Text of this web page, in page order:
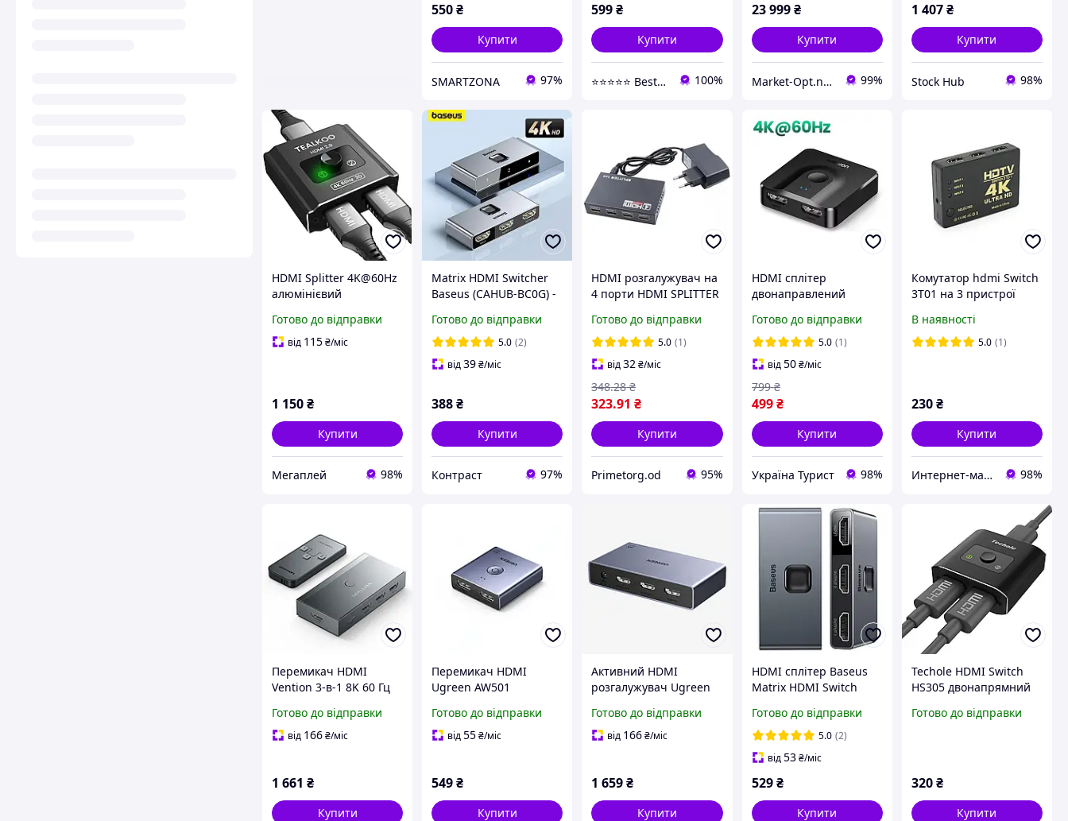
550₴
Купити
SMARTZONA 97%
599₴
Купити
⭐⭐⭐⭐⭐ Best Shop 100%
23 999 ₴
Купити
Market-Opt.net™ 99%
1 407₴
Купити
Stock Hub 98%
HDMI Splitter 4K@60Hz
алюмінієвий
Out/2 в 1 Out для Xbox,
PS4/5, Blu-ray, TV, Fire
Готово до відправки
від 115₴/міс
1 150₴
Купити
Мегаплей 98%
Matrix HDMI Switcher
Baseus (CAHUB-BC0G) -
Готово до відправки
5.0 (2)
від39₴/міс
388₴
Купити
Контраст 97%
HDMI розгалужувач на
4 порти HDMI SPLITTER
pin (A) (9220)
Готово до відправки
5.0 (1)
від32 ₴/міс
323.91 ₴
348.28 ₴
Купити
Primetorg.od 95%
HDMI сплітер
двонаправлений
Out HDMI Switcher
Black 4K@60Hz
Готово до відправки
5.0 (1)
від50 ₴/міс
499 ₴
799 ₴
Купити
Україна Турист 98%
Комутатор hdmi Switch
3T01 на 3 пристрої
В наявності
5.0 (1)
230₴
Купити
Интернет-магазин электроники iDevice. 98%
Перемикач HDMI
Vention 3-в-1 8K 60 Гц
сірий
Готово до відправки
від 166₴/міс
1 661 ₴
Купити
Перемикач HDMI
Ugreen AW501
60Hz алюмінієвий
темно-сірий
Готово до відправки
від55₴/міс
549₴
Купити
Активний HDMI
розгалужувач Ugreen
4K 60 Гц EDID сірий
(55493)
Готово до відправки
від 166₴/міс
1 659₴
Купити
HDMI сплітер Baseus
Matrix HDMI Switch
BC0G)
Готово до відправки
5.0 (2)
від53 ₴/міс
529 ₴
Купити
Techole HDMI Switch
HS305 двонапрямний
Готово до відправки
320₴
Купити